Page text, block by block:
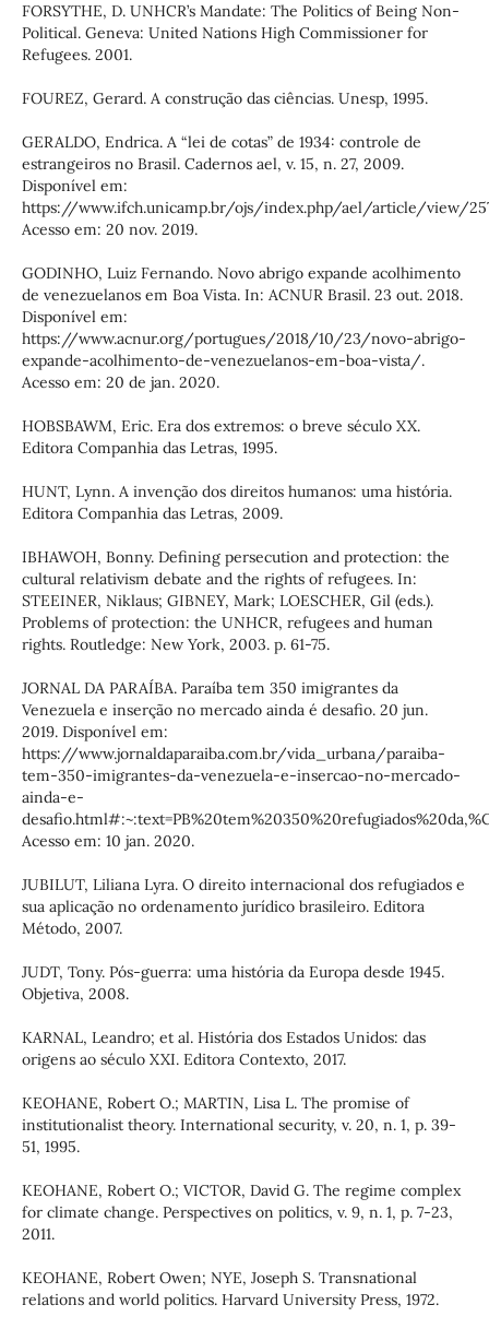
FORSYTHE, D. UNHCR’s Mandate: The Politics of Being Non-
Political. Geneva: United Nations High Commissioner for
Refugees. 2001.
FOUREZ, Gerard. A construção das ciências. Unesp, 1995.
GERALDO, Endrica. A “lei de cotas” de 1934: controle de
estrangeiros no Brasil. Cadernos ael, v. 15, n. 27, 2009.
Disponível em:
https://www.ifch.unicamp.br/ojs/index.php/ael/article/view/
Acesso em: 20 nov. 2019.
GODINHO, Luiz Fernando. Novo abrigo expande acolhimento
de venezuelanos em Boa Vista. In: ACNUR Brasil. 23 out. 2018.
Disponível em:
https://www.acnur.org/portugues/2018/10/23/novo-abrigo-
expande-acolhimento-de-venezuelanos-em-boa-vista/.
Acesso em: 20 de jan. 2020.
HOBSBAWM, Eric. Era dos extremos: o breve século XX.
Editora Companhia das Letras, 1995.
HUNT, Lynn. A invenção dos direitos humanos: uma história.
Editora Companhia das Letras, 2009.
IBHAWOH, Bonny. Defining persecution and protection: the
cultural relativism debate and the rights of refugees. In:
STEEINER, Niklaus; GIBNEY, Mark; LOESCHER, Gil (eds.).
Problems of protection: the UNHCR, refugees and human
rights. Routledge: New York, 2003. p. 61-75.
JORNAL DA PARAÍBA. Paraíba tem 350 imigrantes da
Venezuela e inserção no mercado ainda é desafio. 20 jun.
2019. Disponível em:
https://www.jornaldaparaiba.com.br/vida_urbana/paraiba-
tem-350-imigrantes-da-venezuela-e-insercao-no-mercado-
ainda-e-
Acesso em: 10 jan. 2020.
JUBILUT, Liliana Lyra. O direito internacional dos refugiados e
sua aplicação no ordenamento jurídico brasileiro. Editora
Método, 2007.
JUDT, Tony. Pós-guerra: uma história da Europa desde 1945.
Objetiva, 2008.
KARNAL, Leandro; et al. História dos Estados Unidos: das
origens ao século XXI. Editora Contexto, 2017.
KEOHANE, Robert O.; MARTIN, Lisa L. The promise of
institutionalist theory. International security, v. 20, n. 1, p. 39-
51, 1995.
KEOHANE, Robert O.; VICTOR, David G. The regime complex
for climate change. Perspectives on politics, v. 9, n. 1, p. 7-23,
2011.
KEOHANE, Robert Owen; NYE, Joseph S. Transnational
relations and world politics. Harvard University Press, 1972.